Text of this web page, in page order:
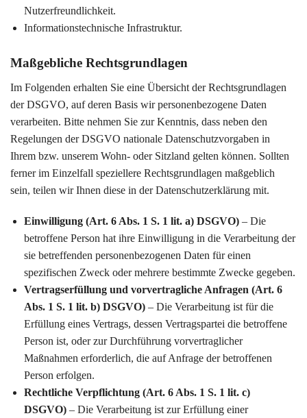
Nutzerfreundlichkeit.
Informationstechnische Infrastruktur.
Maßgebliche Rechtsgrundlagen
Im Folgenden erhalten Sie eine Übersicht der Rechtsgrundlagen
der DSGVO, auf deren Basis wir personenbezogene Daten
verarbeiten. Bitte nehmen Sie zur Kenntnis, dass neben den
Regelungen der DSGVO nationale Datenschutzvorgaben in
Ihrem bzw. unserem Wohn- oder Sitzland gelten können. Sollten
ferner im Einzelfall speziellere Rechtsgrundlagen maßgeblich
sein, teilen wir Ihnen diese in der Datenschutzerklärung mit.
Einwilligung (Art. 6 Abs. 1 S. 1 lit. a) DSGVO) – Die
betroffene Person hat ihre Einwilligung in die Verarbeitung der
sie betreffenden personenbezogenen Daten für einen
spezifischen Zweck oder mehrere bestimmte Zwecke gegeben.
Vertragserfüllung und vorvertragliche Anfragen (Art. 6
Abs. 1 S. 1 lit. b) DSGVO) – Die Verarbeitung ist für die
Erfüllung eines Vertrags, dessen Vertragspartei die betroffene
Person ist, oder zur Durchführung vorvertraglicher
Maßnahmen erforderlich, die auf Anfrage der betroffenen
Person erfolgen.
Rechtliche Verpflichtung (Art. 6 Abs. 1 S. 1 lit. c)
DSGVO) – Die Verarbeitung ist zur Erfüllung einer